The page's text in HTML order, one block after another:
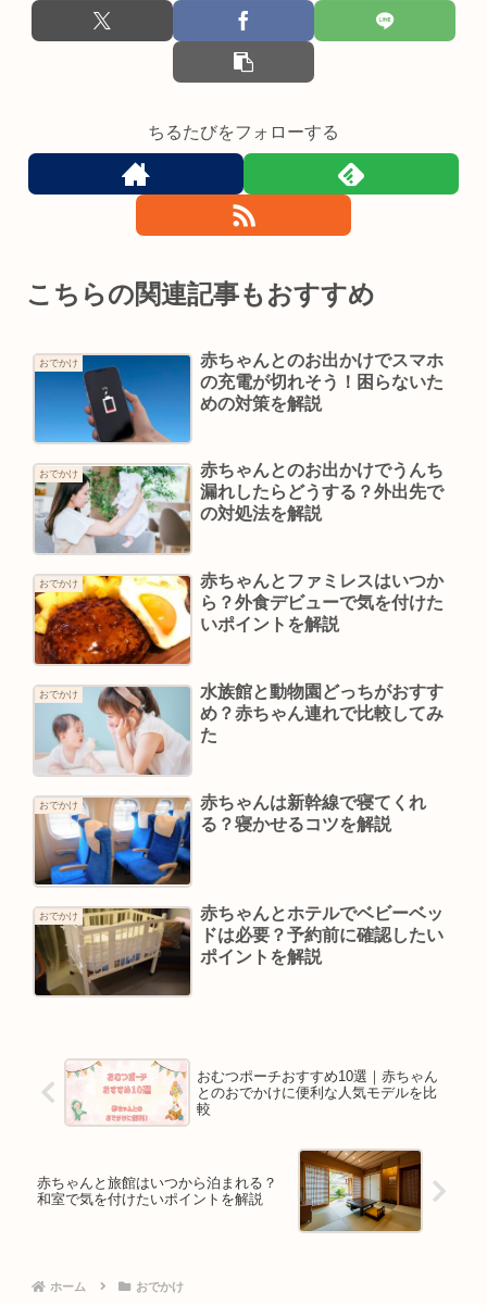
ちるたびをフォローする
こちらの関連記事もおすすめ
おでかけ
赤ちゃんとのお出かけでスマホ
の充電が切れそう！困らないた
めの対策を解説
おでかけ
赤ちゃんとのお出かけでうんち
漏れしたらどうする？外出先で
の対処法を解説
おでかけ
赤ちゃんとファミレスはいつか
ら？外食デビューで気を付けた
いポイントを解説
おでかけ
水族館と動物園どっちがおすす
め？赤ちゃん連れで比較してみ
た
おでかけ
赤ちゃんは新幹線で寝てくれ
る？寝かせるコツを解説
おでかけ
赤ちゃんとホテルでベビーベッ
ドは必要？予約前に確認したい
ポイントを解説
おむつポーチおすすめ10選｜赤ちゃん
とのおでかけに便利な人気モデルを比
較
赤ちゃんと旅館はいつから泊まれる？
和室で気を付けたいポイントを解説
ホーム おでかけ